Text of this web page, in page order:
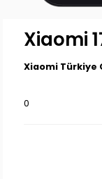
Xiaomi
Xiaomi Türkiye
0